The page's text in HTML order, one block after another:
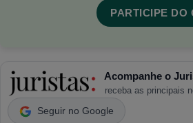
PARTICIPE DO
Acompanhe o
receba as principais
Seguir no Google